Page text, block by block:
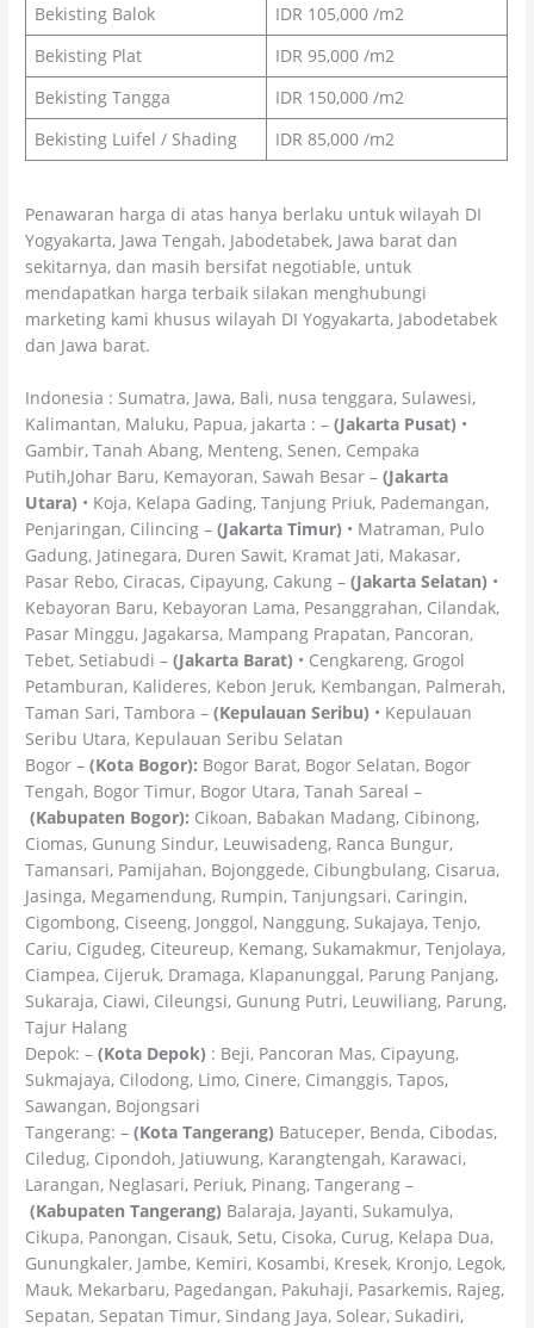
Bekisting Balok
IDR 105,000 /m2
Bekisting Plat
IDR 95,000 /m2
Bekisting Tangga
IDR 150,000 /m2
Bekisting Luifel / Shading
IDR 85,000 /m2
Penawaran harga di atas hanya berlaku untuk wilayah DI
Yogyakarta, Jawa Tengah, Jabodetabek, Jawa barat dan
sekitarnya, dan masih bersifat negotiable, untuk
mendapatkan harga terbaik silakan menghubungi
marketing kami khusus wilayah DI Yogyakarta, Jabodetabek
dan Jawa barat.
Indonesia : Sumatra, Jawa, Bali, nusa tenggara, Sulawesi,
Kalimantan, Maluku, Papua, jakarta : –(Jakarta Pusat) •
Gambir, Tanah Abang, Menteng, Senen, Cempaka
Putih,Johar Baru, Kemayoran, Sawah Besar –(Jakarta
Utara) • Koja, Kelapa Gading, Tanjung Priuk, Pademangan,
Penjaringan, Cilincing –(Jakarta Timur) • Matraman, Pulo
Gadung, Jatinegara, Duren Sawit, Kramat Jati, Makasar,
Pasar Rebo, Ciracas, Cipayung, Cakung –(Jakarta Selatan) •
Kebayoran Baru, Kebayoran Lama, Pesanggrahan, Cilandak,
Pasar Minggu, Jagakarsa, Mampang Prapatan, Pancoran,
Tebet, Setiabudi –(Jakarta Barat) • Cengkareng, Grogol
Petamburan, Kalideres, Kebon Jeruk, Kembangan, Palmerah,
Taman Sari, Tambora –(Kepulauan Seribu) • Kepulauan
Seribu Utara, Kepulauan Seribu Selatan
Bogor –(Kota Bogor): Bogor Barat, Bogor Selatan, Bogor
Tengah, Bogor Timur, Bogor Utara, Tanah Sareal –
(Kabupaten Bogor): Cikoan, Babakan Madang, Cibinong,
Ciomas, Gunung Sindur, Leuwisadeng, Ranca Bungur,
Tamansari, Pamijahan, Bojonggede, Cibungbulang, Cisarua,
Jasinga, Megamendung, Rumpin, Tanjungsari, Caringin,
Cigombong, Ciseeng, Jonggol, Nanggung, Sukajaya, Tenjo,
Cariu, Cigudeg, Citeureup, Kemang, Sukamakmur, Tenjolaya,
Ciampea, Cijeruk, Dramaga, Klapanunggal, Parung Panjang,
Sukaraja, Ciawi, Cileungsi, Gunung Putri, Leuwiliang, Parung,
Tajur Halang
Depok: –(Kota Depok) : Beji, Pancoran Mas, Cipayung,
Sukmajaya, Cilodong, Limo, Cinere, Cimanggis, Tapos,
Sawangan, Bojongsari
Tangerang: –(Kota Tangerang) Batuceper, Benda, Cibodas,
Ciledug, Cipondoh, Jatiuwung, Karangtengah, Karawaci,
Larangan, Neglasari, Periuk, Pinang, Tangerang –
(Kabupaten Tangerang) Balaraja, Jayanti, Sukamulya,
Cikupa, Panongan, Cisauk, Setu, Cisoka, Curug, Kelapa Dua,
Gunungkaler, Jambe, Kemiri, Kosambi, Kresek, Kronjo, Legok,
Mauk, Mekarbaru, Pagedangan, Pakuhaji, Pasarkemis, Rajeg,
Sepatan, Sepatan Timur, Sindang Jaya, Solear, Sukadiri,